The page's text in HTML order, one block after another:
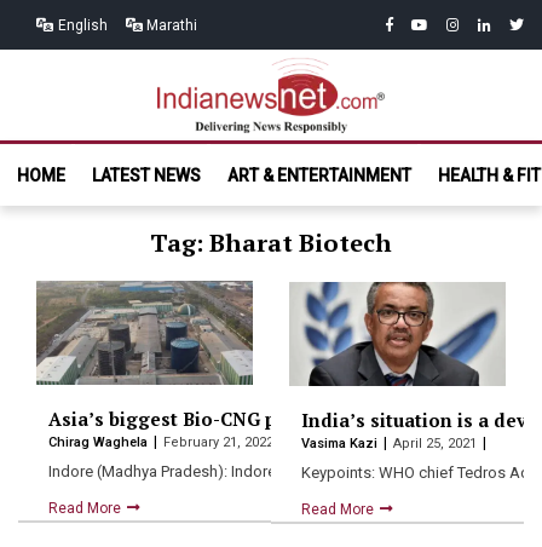
English Marathi facebook
youtubeinstagram
linkedin
India News
Net.com
HOME
LATEST NEWS ART & ENTERTAINMENT HEALTH &
Tag: Bharat Biotech
Asia’s biggest Bio-CNG plant at Madhya Pradesh’s
Chirag Waghela February 21, 2022
Indore (Madhya Pradesh): Indore is all set to get South…
Read More
India’s situation is a
Vasima Kazi April 25, 2021
Keypoints: WHO chief Tedros
Read More